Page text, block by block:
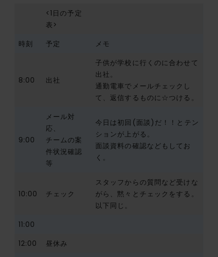
<1日の予定
表>
時刻
予定 メモ
8:00 出社
子供が学校に行くのに合わせて
出社。
通勤電車でメールチェックし
て、返信するものに☆つける。
9:00
メール対
応、
チームの案
件状況確認
等
今日は初回(面談)だ！！とテン
ションが上がる。
面談資料の確認などもしてお
く。
10:00 チェック
スタッフからの質問など受けな
がら、黙々とチェックをする。
以下同じ。
11:00
12:00
昼休み